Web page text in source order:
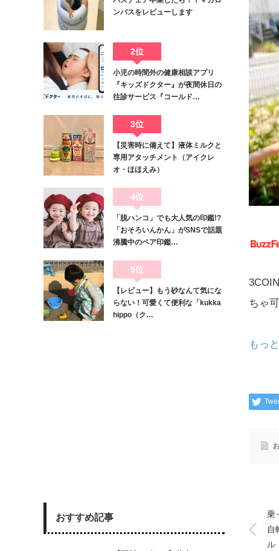
ちゃ
もっ
乗
自
ル
ンバスをレビューします
2位
小児の時間外の健康相談アプリ
『キッズドクター』が夜間休日の
往診サービス『コールド…
3位
【災害時に備えて】液体ミルクと
専用アタッチメント（アイクレ
オ・ほほえみ）
4位
「脱ハンコ」でも大人気の印鑑!?
「おそろいんかん」がSNSで話題
沸騰中のペア印鑑…
5位
【レビュー】もう砂なんて気にな
らない！可愛くて便利な「kukka
hippo（ク…
おすすめ記事